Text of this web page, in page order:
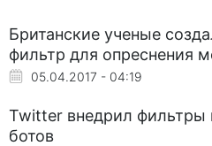
Британские ученые
фильтр для опреснения
05.04.2017 - 04:19
Twitter внедрил фильтры
ботов